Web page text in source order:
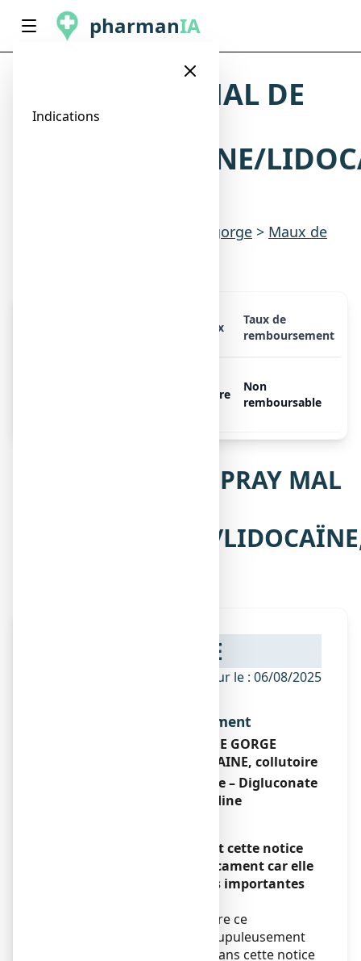
Indications
pharmanIA
ANGI-SPRAY MAL DE
GORGE
CHLORHEXIDINE/
Rhume, toux & gorge > Maux de
Prix
Taux de
remboursement
Libre
Non
remboursable
Notice de ANGI-SPRAY MAL
CHLORHEXIDINE/
NOTICE
ANSM - Mis à jour le : 06/08/2025
Dénomination du médicament
ANGI-SPRAY MAL DE GORGE
CHLORHEXIDINE / LIDOCAINE, collutoire
Chlorhydrate de Lidocaïne – Digluconate
de Chlorhexidine
Veuillez lire attentivement cette notice
avant de prendre ce médicament car elle
contient des informations importantes
Vous devez toujours prendre ce
médicament en suivant scrupuleusement
les informations fournies dans cette notice